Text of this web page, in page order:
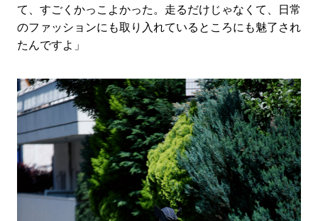
て、すごくかっこよかった。走るだけじゃなくて、日常
のファッションにも取り入れているところにも魅了され
たんですよ」